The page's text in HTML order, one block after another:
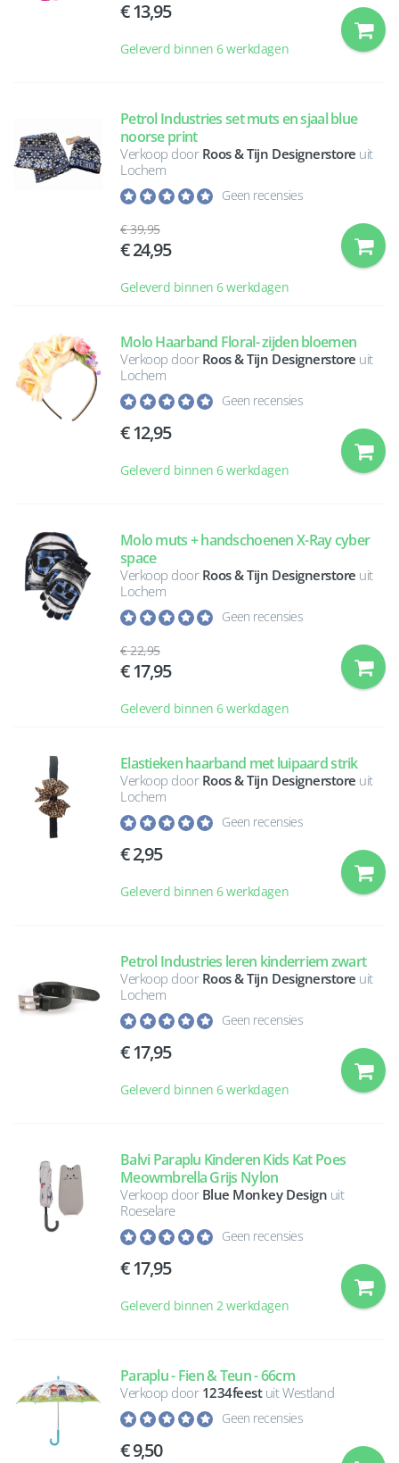
13,95
Geleverd binnen 6 werkdagen
Petrol Industries set muts en sjaal blue
noorse print
Verkoop door Roos & Tijn Designerstore uit
Lochem
Geen recensies
39,95
24,95
Geleverd binnen 6 werkdagen
Molo Haarband Floral- zijden bloemen
Verkoop door Roos & Tijn Designerstore uit
Lochem
Geen recensies
12,95
Geleverd binnen 6 werkdagen
Molo muts + handschoenen X-Ray cyber
space
Verkoop door Roos & Tijn Designerstore uit
Lochem
Geen recensies
22,95
17,95
Geleverd binnen 6 werkdagen
Elastieken haarband met luipaard strik
Verkoop door Roos & Tijn Designerstore uit
Lochem
Geen recensies
2,95
Geleverd binnen 6 werkdagen
Petrol Industries leren kinderriem zwart
Verkoop door Roos & Tijn Designerstore uit
Lochem
Geen recensies
17,95
Geleverd binnen 6 werkdagen
Balvi Paraplu Kinderen Kids Kat Poes
Meowmbrella Grijs Nylon
Verkoop door Blue Monkey Design uit
Roeselare
Geen recensies
17,95
Geleverd binnen 2 werkdagen
Paraplu - Fien & Teun - 66cm
Verkoop door 1234feestuit Westland
Geen recensies
9,50